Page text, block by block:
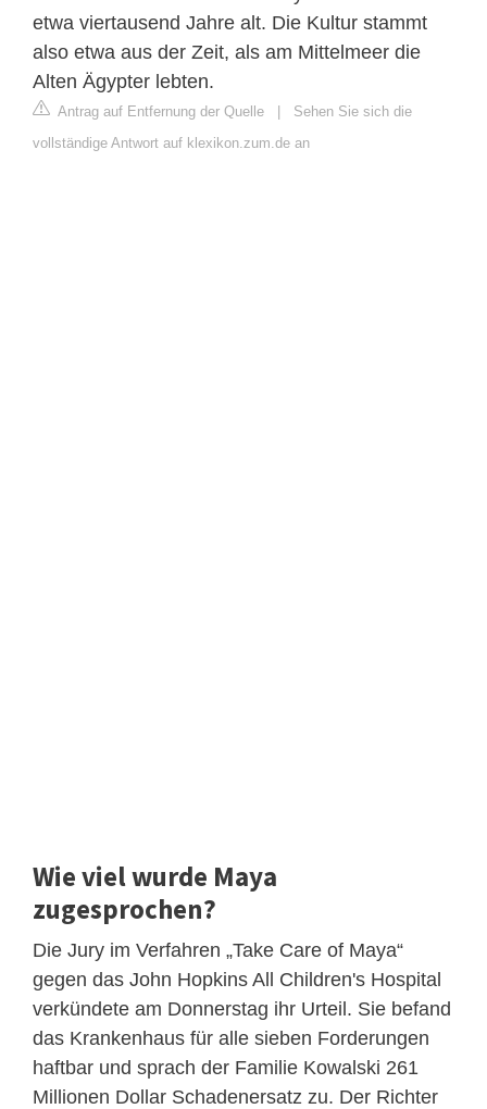
etwa viertausend Jahre alt. Die Kultur stammt
also etwa aus der Zeit, als am Mittelmeer die
Alten Ägypter lebten.
Antrag auf Entfernung der Quelle | Sehen Sie sich die
vollständige Antwort auf klexikon.zum.de an
Wie viel wurde Maya
zugesprochen?
Die Jury im Verfahren „Take Care of Maya“
gegen das John Hopkins All Children's Hospital
verkündete am Donnerstag ihr Urteil. Sie befand
das Krankenhaus für alle sieben Forderungen
haftbar und sprach der Familie Kowalski 261
Millionen Dollar Schadenersatz zu. Der Richter